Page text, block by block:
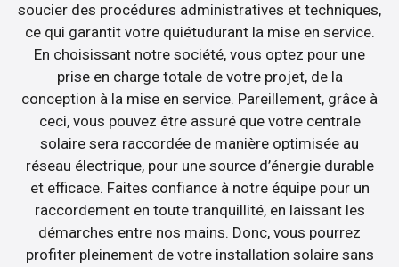
soucier des procédures administratives et techniques,
ce qui garantit votre quiétudurant la mise en service.
En choisissant notre société, vous optez pour une
prise en charge totale de votre projet, de la
conception à la mise en service. Pareillement, grâce à
ceci, vous pouvez être assuré que votre centrale
solaire sera raccordée de manière optimisée au
réseau électrique, pour une source d’énergie durable
et efficace. Faites confiance à notre équipe pour un
raccordement en toute tranquillité, en laissant les
démarches entre nos mains. Donc, vous pourrez
profiter pleinement de votre installation solaire sans